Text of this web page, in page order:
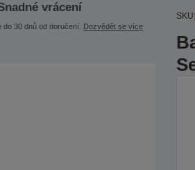
vrácení
do 30 dnů od doručení. Dozvědět se více